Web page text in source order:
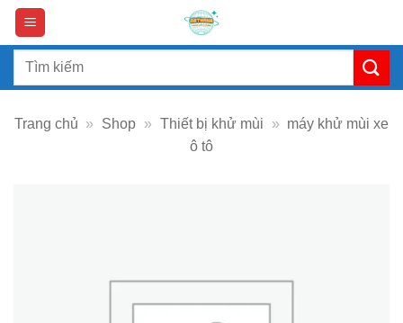
Skip
content
Search
Trang chủ » Shop » Thiết bị khử mùi » máy khử mùi xe
ô tô